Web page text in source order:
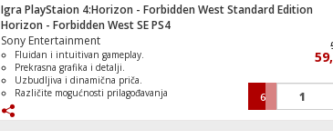
Igra PlayStaion 4:Horizon - Forbidden West Standard Edition
Horizon - Forbidden West SE PS4
Sony Entertainment
Fluidan i intuitivan gameplay.
Prekrasna grafika i detalji.
Uzbudljiva i dinamična priča.
Različite mogućnosti prilagođavanja
Izazovni neprijatelji i stvorenja.
6